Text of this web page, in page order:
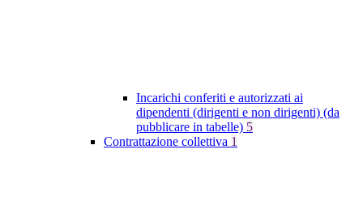
Incarichi conferiti e autorizzati ai
dipendenti (dirigenti e non dirigenti) (da
pubblicare in tabelle) 5
Contrattazione collettiva 1